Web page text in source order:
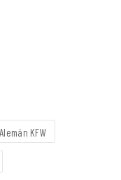
KFW